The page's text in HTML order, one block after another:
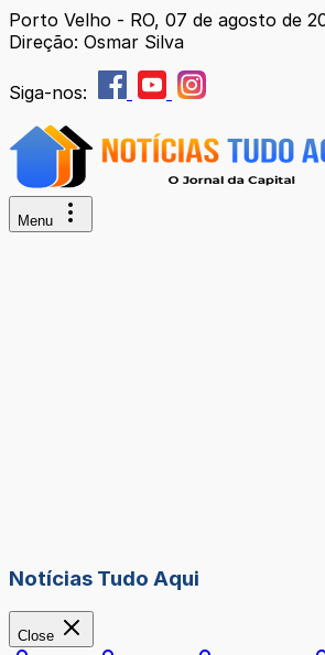
Porto Velho - RO, 07 de agosto de
Direção: Osmar Silva
Siga-nos:
Menu
Notícias Tudo Aqui
Close